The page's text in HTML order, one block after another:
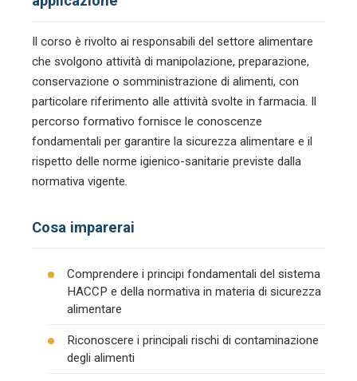
Il corso è rivolto ai responsabili del settore alimentare
che svolgono attività di manipolazione, preparazione,
conservazione o somministrazione di alimenti, con
particolare riferimento alle attività svolte in farmacia. Il
percorso formativo fornisce le conoscenze
fondamentali per garantire la sicurezza alimentare e il
rispetto delle norme igienico-sanitarie previste dalla
normativa vigente.
Cosa imparerai
Comprendere i principi fondamentali del sistema
HACCP e della normativa in materia di sicurezza
alimentare
Riconoscere i principali rischi di contaminazione
degli alimenti